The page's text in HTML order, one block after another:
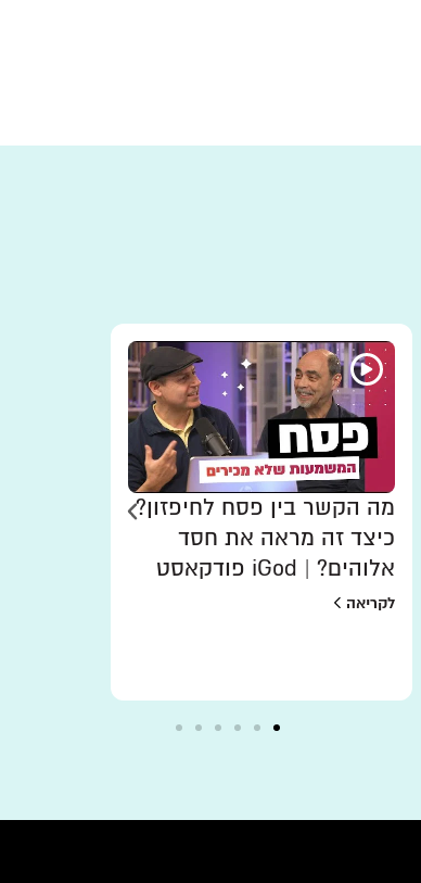
מה הקשר בין פסח לחיפזון?
כיצד זה מראה את חסד
אלוהים? | iGod פודקאסט
לקריאה